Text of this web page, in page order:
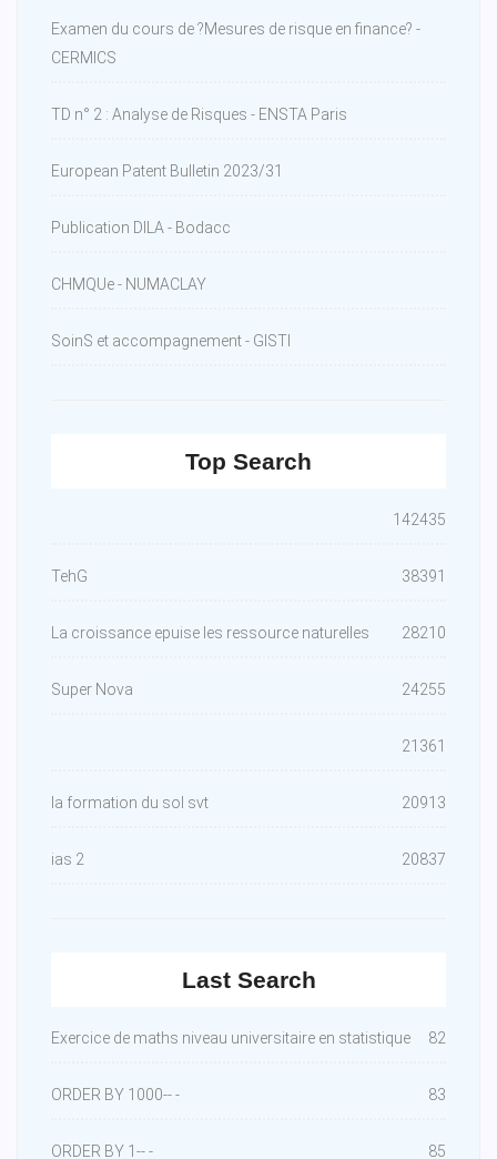
Examen du cours de ?Mesures de risque en finance? -
CERMICS
TD n° 2 : Analyse de Risques - ENSTA Paris
European Patent Bulletin 2023/31
Publication DILA - Bodacc
CHMQUe - NUMACLAY
SoinS et accompagnement - GISTI
Top Search
142435
TehG 38391
La croissance epuise les ressource naturelles 28210
Super Nova 24255
21361
la formation du sol svt 20913
ias 2 20837
Last Search
Exercice de maths niveau universitaire en statistique 82
ORDER BY 1000-- - 83
ORDER BY 1-- - 85